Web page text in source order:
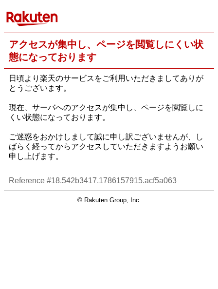
アクセスが集中し、ページを閲覧しにくい状
態になっております
日頃より楽天のサービスをご利用いただきましてありが
とうございます。
現在、サーバへのアクセスが集中し、ページを閲覧しに
くい状態になっております。
ご迷惑をおかけしまして誠に申し訳ございませんが、し
ばらく経ってからアクセスしていただきますようお願い
申し上げます。
Reference #18.542b3417.1786157915.acf5a063
© Rakuten Group, Inc.